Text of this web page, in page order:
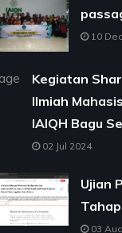
10
Kegiatan
Ilmiah
IAIQH Bagu
02 Jul 2024
Ujian
Tahap
03